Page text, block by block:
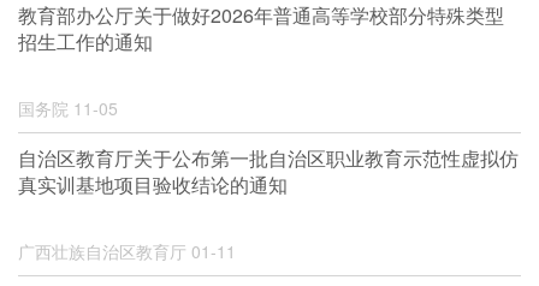
教育部办公厅关于做好2026年普通高等学校部分特殊类型
招生工作的通知
国务院 11-05
自治区教育厅关于公布第一批自治区职业教育示范性虚拟仿
真实训基地项目验收结论的通知
广西壮族自治区教育厅 01-11